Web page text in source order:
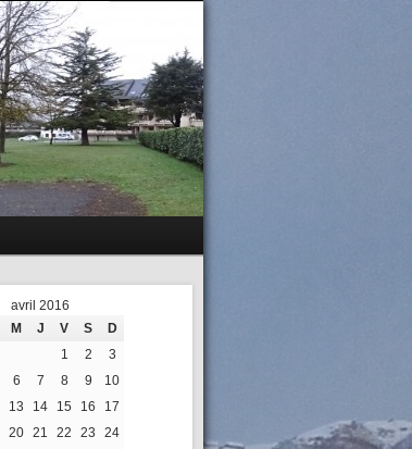
avril 2016
M J V S
D
1
2
3
6 7 8 9
10
13 14 15 16
17
20 21 22 23
24